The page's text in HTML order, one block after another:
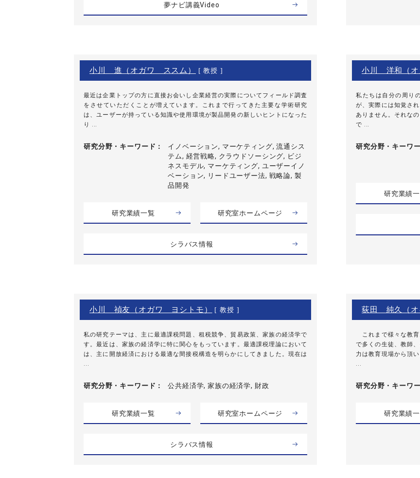
夢ナビ講義Video
小川 進（オガワ ススム） [ 教授 ]
最近は企業トップの方に直接お会いし企業経営の実際についてフィールド調査
をさせていただくことが増えています。これまで行ってきた主要な学術研究
は、ユーザーが持っている知識や使用環境が製品開発の新しいヒントになった
り ...
研究分野・ キーワード
イノベーション, マーケティング, 流通シス
テム, 経営戦略, クラウドソーシング, ビジ
ネスモデル, マーケティング, ユーザーイノ
ベーション, リードユーザー法, 戦略論, 製
品開発
研究業績一覧 研究室ホームページ
シラバス情報
小川 洋和（オ
私たちは自分の周り
が、実際には知覚さ
ありません。それな
で ...
研究分野・ キーワ
研究業績
小川 禎友（オガワ ヨシトモ） [ 教授 ]
私の研究テーマは、主に最適課税問題、租税競争、貿易政策、家族の経済学で
す。最近は、家族の経済学に特に関心をもっています。最適課税理論において
は、主に開放経済における最適な間接税構造を明らかにしてきました。現在は
研究分野・ キーワード 公共経済学, 家族の経済学, 財政
研究業績一覧 研究室ホームページ
シラバス情報
荻田 純久（オ
これまで様々な教育
で多くの生徒、教師
力は教育現場から頂
研究分野・ キーワ
研究業績